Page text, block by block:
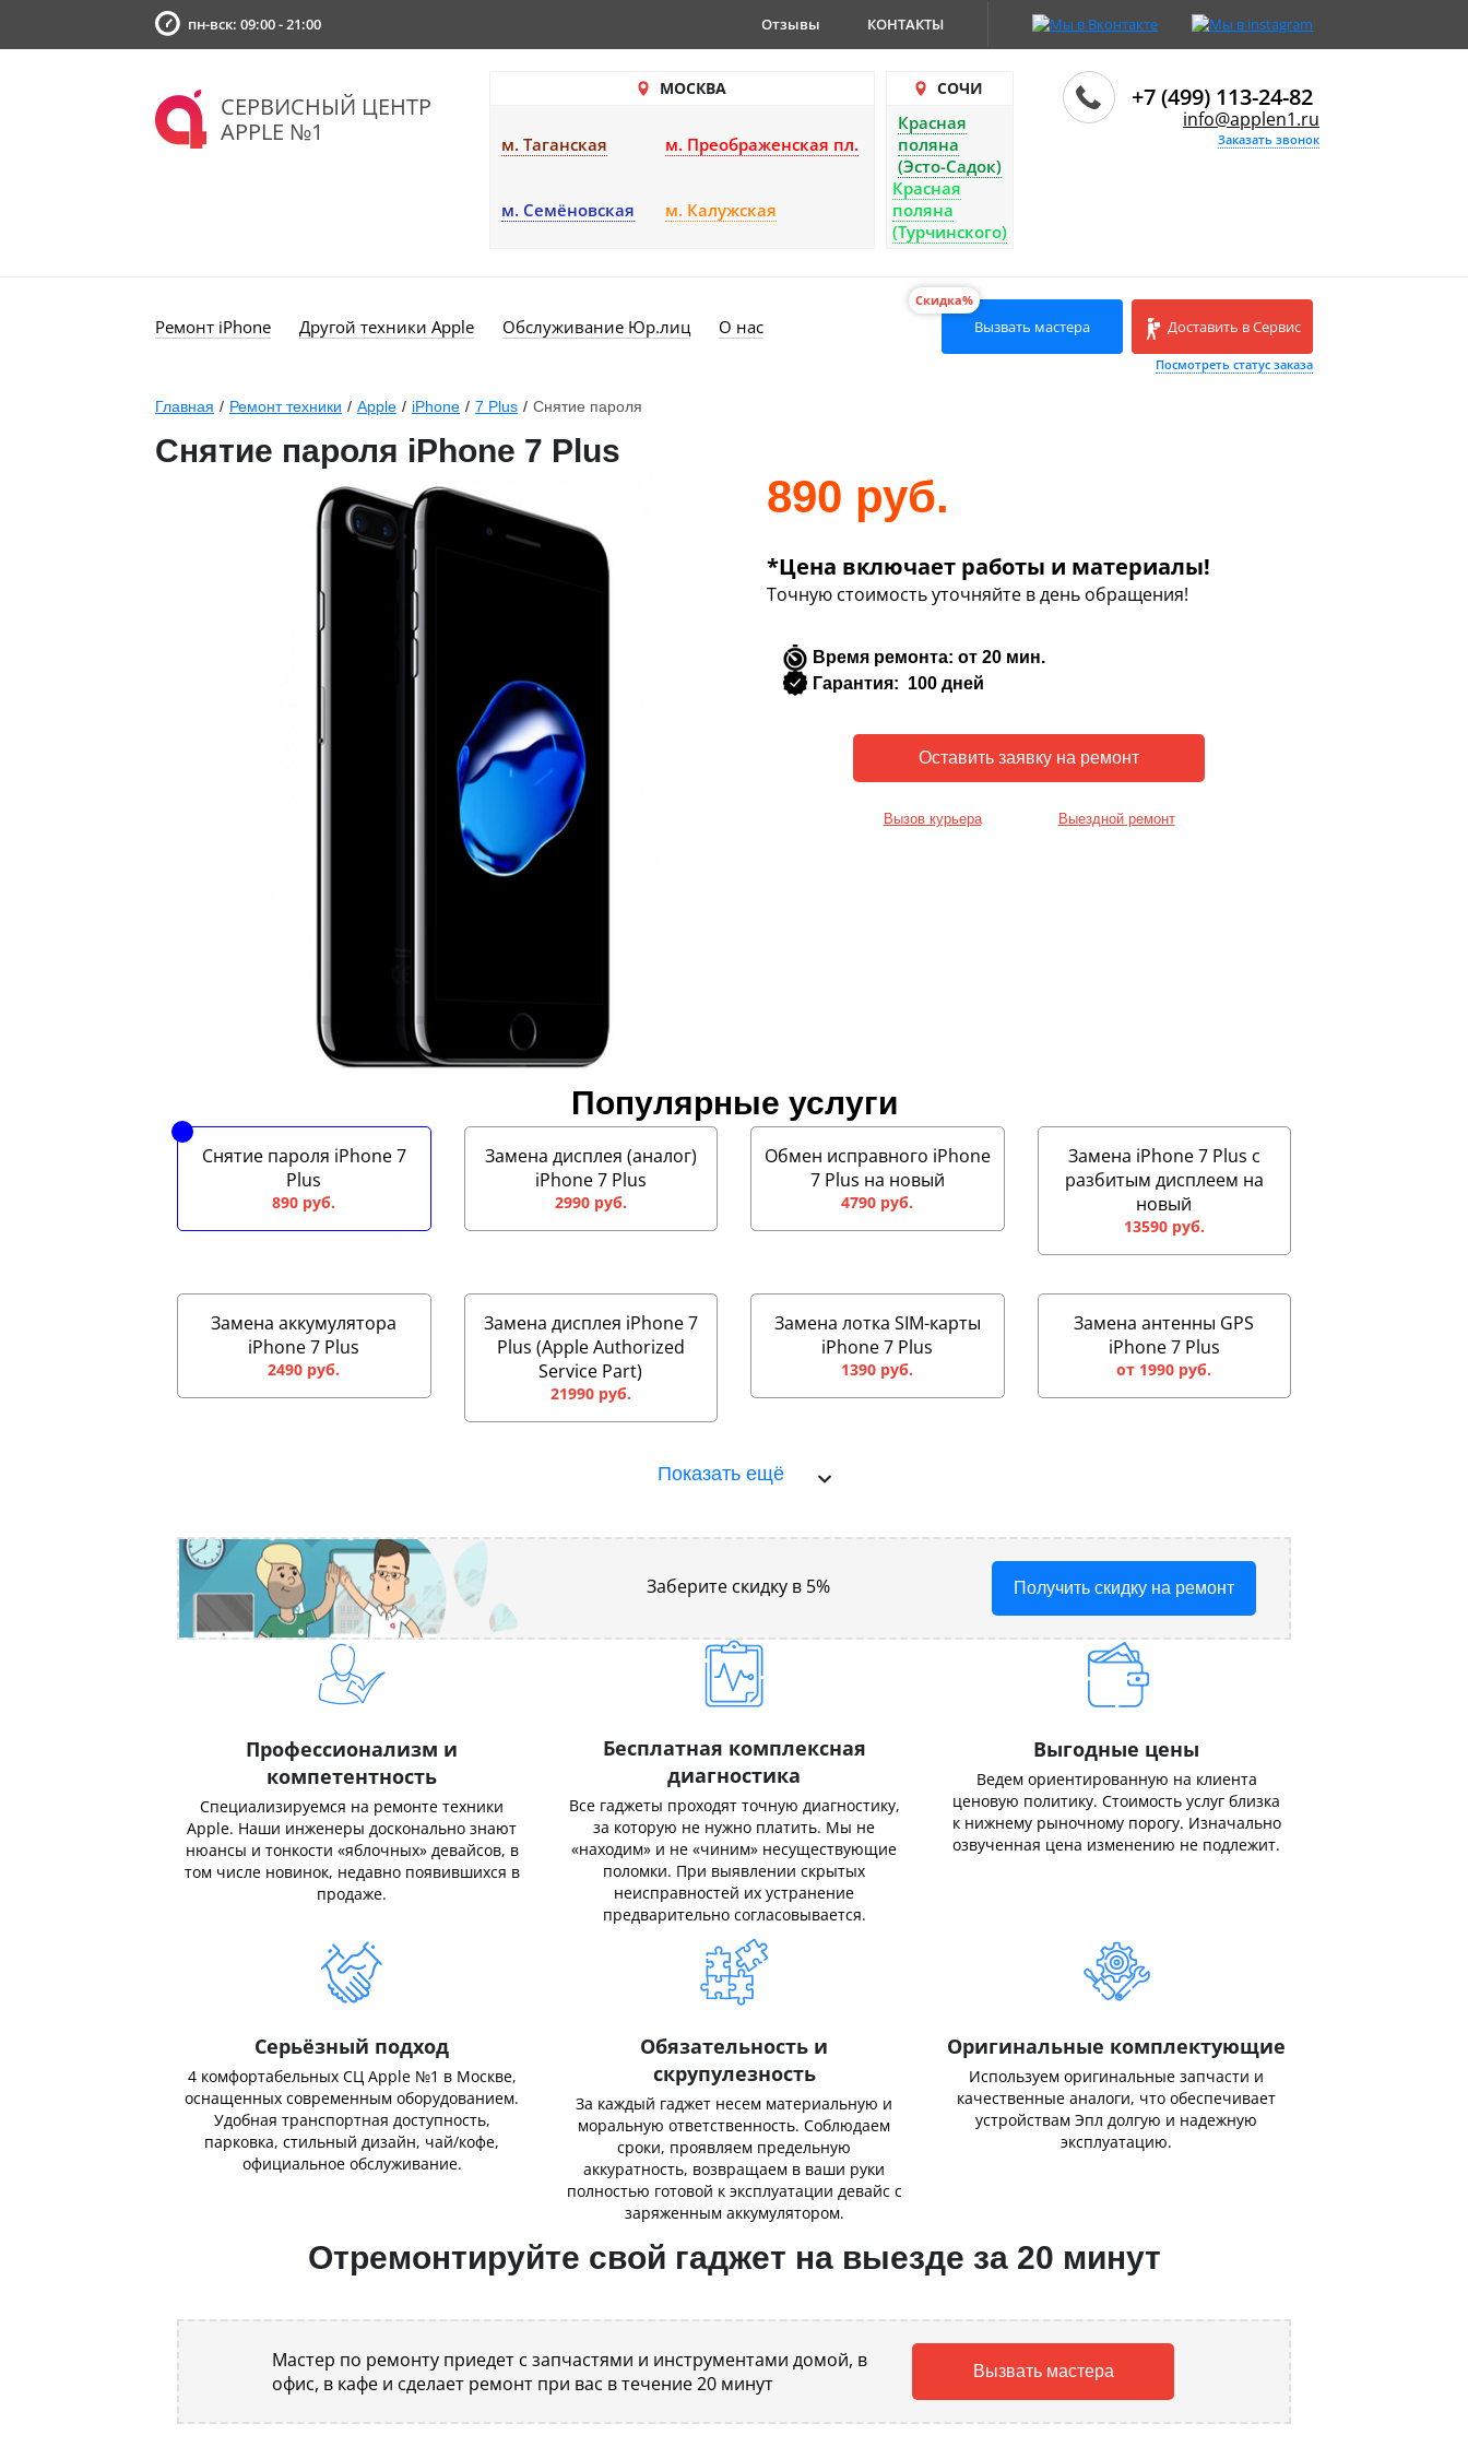
пн-вск: 09:00 - 21:00 Отзывы КОНТАКТЫ
СЕРВИСНЫЙ ЦЕНТР
APPLE №1
МОСКВА
м. Таганская м. Преображенская пл.
м. Семёновская м. Калужская
СОЧИ
Красная
поляна
(Эсто-Садок)
Красная
поляна
(Турчинского)
+7 (499) 113-24-82
info@applen1.ru
Заказать звонок
Ремонт iPhone Другой техники Apple Обслуживание Юр.лиц О нас
Скидка%
Вызвать мастера Доставить в Сервис
Посмотреть статус заказа
Главная / Ремонт техники / Apple / iPhone / 7 Plus / Снятие пароля
Снятие пароля iPhone 7 Plus
890 руб.
*Цена включает работы и материалы!
Точную стоимость уточняйте в день обращения!
Время ремонта: от 20 мин.
Гарантия: 100 дней
Вызов курьера Выездной ремонт
Популярные услуги
Снятие пароля iPhone 7
Plus
890 руб.
Замена дисплея (аналог)
iPhone 7 Plus
2990 руб.
Обмен исправного iPhone
7 Plus на новый
4790 руб.
Замена iPhone 7 Plus с
разбитым дисплеем на
новый
13590 руб.
Замена аккумулятора
iPhone 7 Plus
2490 руб.
Замена дисплея iPhone 7
Plus (Apple Authorized
Service Part)
21990 руб.
Замена лотка SIM-карты
iPhone 7 Plus
1390 руб.
Замена антенны GPS
iPhone 7 Plus
от 1990 руб.
Показать ещё
Заберите скидку в 5% Получить скидку на ремонт
Профессионализм и
компетентность
Специализируемся на ремонте техники
Apple. Наши инженеры досконально знают
нюансы и тонкости «яблочных» девайсов, в
том числе новинок, недавно появившихся в
продаже.
Бесплатная комплексная
диагностика
Все гаджеты проходят точную диагностику,
за которую не нужно платить. Мы не
«находим» и не «чиним» несуществующие
поломки. При выявлении скрытых
неисправностей их устранение
предварительно согласовывается.
Выгодные цены
Ведем ориентированную на клиента
ценовую политику. Стоимость услуг близка
к нижнему рыночному порогу. Изначально
озвученная цена изменению не подлежит.
Серьёзный подход
4 комфортабельных СЦ Apple №1 в Москве,
оснащенных современным оборудованием.
Удобная транспортная доступность,
парковка, стильный дизайн, чай/кофе,
официальное обслуживание.
Обязательность и
скрупулезность
За каждый гаджет несем материальную и
моральную ответственность. Соблюдаем
сроки, проявляем предельную
аккуратность, возвращаем в ваши руки
полностью готовой к эксплуатации девайс с
заряженным аккумулятором.
Оригинальные комплектующие
Используем оригинальные запчасти и
качественные аналоги, что обеспечивает
устройствам Эпл долгую и надежную
эксплуатацию.
Отремонтируйте свой гаджет на выезде за 20 минут
Мастер по ремонту приедет с запчастями и инструментами домой, в
офис, в кафе и сделает ремонт при вас в течение 20 минут
Вызвать мастера